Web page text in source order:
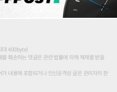
대 400byte)
훼손하는 댓글은 관련 법률에 의해 제재를 받을
내용에 포함되거나 인신공격성 글은 관리자의 판